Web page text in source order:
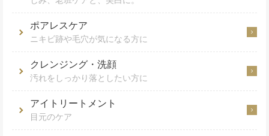
ポアレスケア
ニキビ跡や毛穴が気になる方に
クレンジング・洗顔
汚れをしっかり落としたい方に
アイトリートメント
目元のケア